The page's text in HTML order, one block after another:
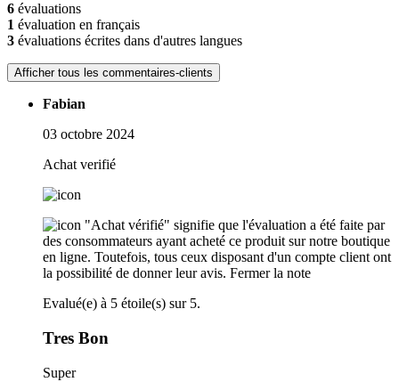
6 évaluations
1 évaluation en français
3 évaluations écrites dans d'autres langues
Afficher tous les commentaires-clients
Fabian
03 octobre 2024
Achat verifié
"Achat vérifié" signifie que l'évaluation a été faite par
des consommateurs ayant acheté ce produit sur notre boutique
en ligne. Toutefois, tous ceux disposant d'un compte client ont
la possibilité de donner leur avis. Fermer la note
Evalué(e) à 5 étoile(s) sur 5.
Tres Bon
Super